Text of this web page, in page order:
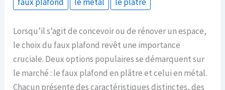
Lorsqu’il s’agit de concevoir ou de rénover un espace,
le choix du faux plafond revêt une importance
cruciale. Deux options populaires se démarquent sur
le marché : le faux plafond en plâtre et celui en métal.
Chacun présente des caractéristiques distinctes, des